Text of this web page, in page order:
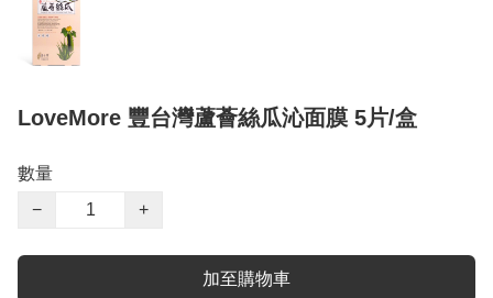
LoveMore 豐台灣蘆薈絲瓜沁面膜 5片/盒
數量
−
+
加至購物車